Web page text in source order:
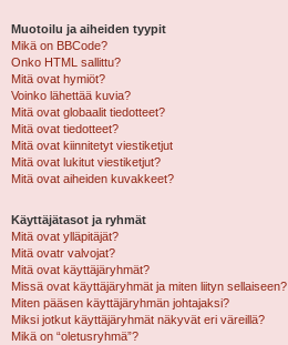
Muotoilu ja aiheiden tyypit
Mikä on BBCode?
Onko HTML sallittu?
Mitä ovat hymiöt?
Voinko lähettää kuvia?
Mitä ovat globaalit tiedotteet?
Mitä ovat tiedotteet?
Mitä ovat kiinnitetyt viestiketjut
Mitä ovat lukitut viestiketjut?
Mitä ovat aiheiden kuvakkeet?
Käyttäjätasot ja ryhmät
Mitä ovat ylläpitäjät?
Mitä ovatr valvojat?
Mitä ovat käyttäjäryhmät?
Missä ovat käyttäjäryhmät ja miten liityn sellaiseen?
Miten pääsen käyttäjäryhmän johtajaksi?
Miksi jotkut käyttäjäryhmät näkyvät eri väreillä?
Mikä on “oletusryhmä”?